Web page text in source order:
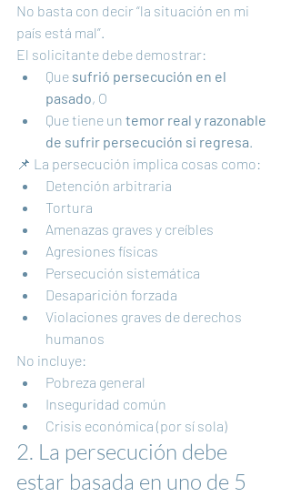
No basta con decir “la situación en mi
país está mal”.
El solicitante debe demostrar:
Que sufrió persecución en el
pasado, O
Que tiene un temor real y razonable
de sufrir persecución si regresa.
📌 La persecución implica cosas como:
Detención arbitraria
Tortura
Amenazas graves y creíbles
Agresiones físicas
Persecución sistemática
Desaparición forzada
Violaciones graves de derechos
humanos
No incluye:
Pobreza general
Inseguridad común
Crisis económica (por sí sola)
2. La persecución debe
estar basada en uno de 5